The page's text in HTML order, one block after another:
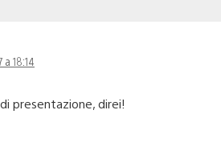
18:14
presentazione, direi!